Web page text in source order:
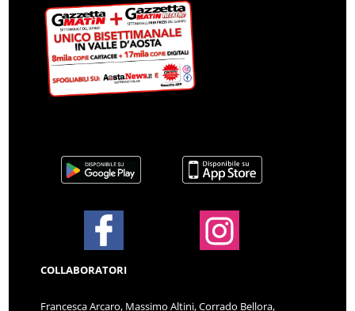
COLLABORATORI
Francesca Arcaro, Massimo Altini, Corrado Bellora,